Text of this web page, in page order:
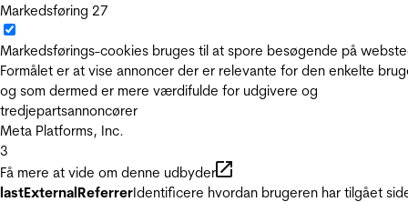
Markedsføring 27
Markedsførings-cookies bruges til at spore besøgende på
Formålet er at vise annoncer der er relevante for den enkelte
og som dermed er mere værdifulde for udgivere og
tredjepartsannoncører
Meta Platforms, Inc.
3
Få mere at vide om denne udbyder
lastExternalReferrerIdentificere hvordan brugeren har tilgået